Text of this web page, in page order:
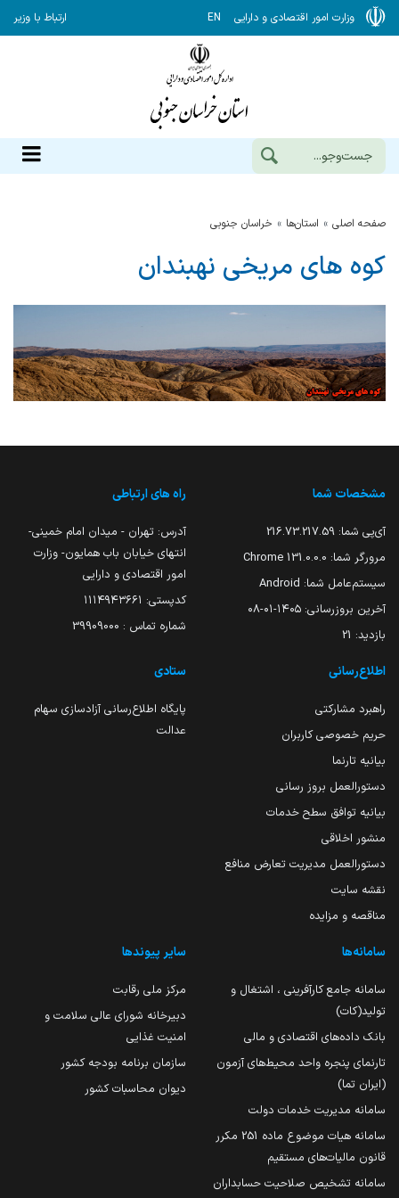
وزارت امور اقتصادی و دارایی EN ارتباط با وزیر
صفحه اصلی استان‌ها خراسان جنوبي
کوه های مریخی نهبندان
مشخصات شما
آی‌پی شما: 216.73.217.59
مرورگر شما: 131.0.0.0 Chrome
سیستم‌عامل شما: Android
آخرین بروزرسانی: ۱۴۰۵-۰۱-۰۸
بازدید: 21
راه های ارتباطی
آدرس: تهران - میدان امام خمینی-
انتهای خیابان باب همایون- وزارت
امور اقتصادی و دارایی
کدپستی: ۱۱۱۴۹۴۳۶۶۱
شماره تماس : 39909000
اطلاع‌رسانی
راهبرد مشارکتی
حریم خصوصی کاربران
بیانیه تارنما
دستورالعمل بروز رسانی
بیانیه توافق سطح خدمات
منشور اخلاقی
دستورالعمل مدیریت تعارض منافع
نقشه سایت
مناقصه و مزایده
ستادی
پایگاه اطلاع‌رسانی آزادسازی سهام
عدالت
سامانه‌ها
سامانه جامع کارآفرینی ، اشتغال و
تولید(کات)
بانک داده‌های اقتصادی و مالی
تارنمای پنجره واحد محیط‌های آزمون
(ایران تما)
سامانه مدیریت خدمات دولت
سامانه هیات موضوع ماده 251 مکرر
قانون مالیات‌های مستقیم
سامانه تشخیص صلاحیت حسابداران
سایر پیوندها
مرکز ملی رقابت
دبیرخانه شورای عالی سلامت و
امنیت غذایی
سازمان برنامه بودجه کشور
دیوان محاسبات کشور